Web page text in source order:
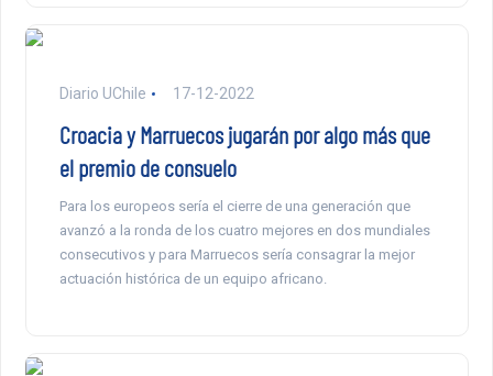
Diario UChile 17-12-2022
Croacia y Marruecos jugarán por algo más que
el premio de consuelo
Para los europeos sería el cierre de una generación que
avanzó a la ronda de los cuatro mejores en dos mundiales
consecutivos y para Marruecos sería consagrar la mejor
actuación histórica de un equipo africano.